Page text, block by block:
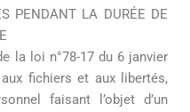
PENDANT LA DURÉE DE
la loi n°78-17 du 6 janvier
fichiers et aux libertés,
faisant l’objet d’un